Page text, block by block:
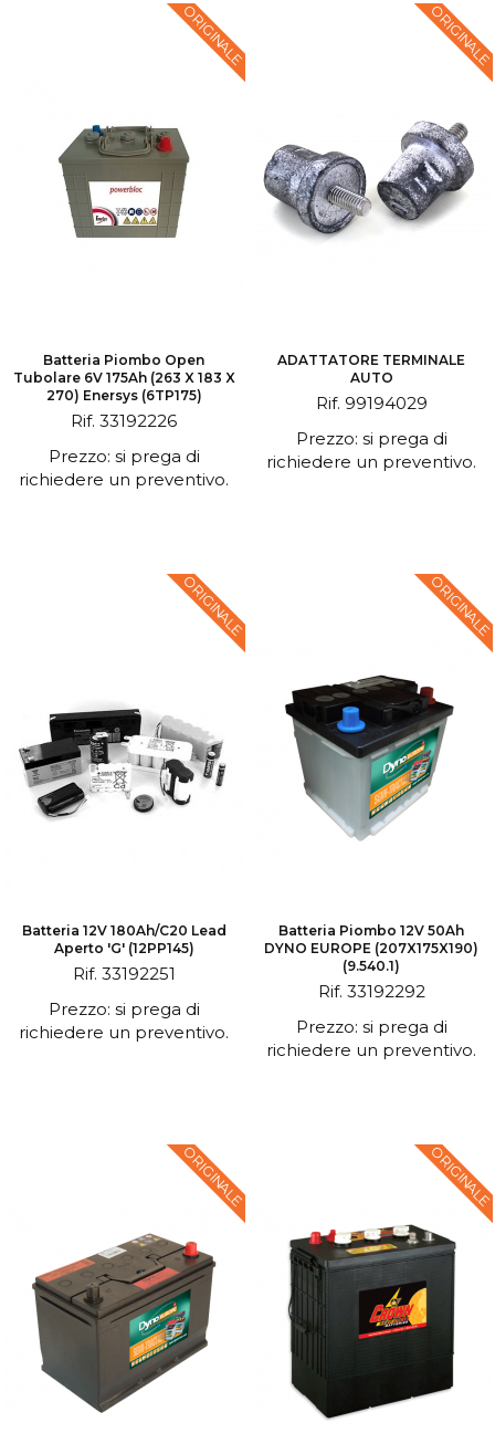
ORIGINALE
Batteria Piombo Open
Tubolare 6V 175Ah (263 X 183 X
270) Enersys (6TP175)
Rif. 33192226
Prezzo: si prega di
richiedere un preventivo.
ORIGINALE
ADATTATORE TERMINALE
AUTO
Rif. 99194029
Prezzo: si prega di
richiedere un preventivo.
ORIGINALE
Batteria 12V 180Ah/C20 Lead
Aperto 'G' (12PP145)
Rif. 33192251
Prezzo: si prega di
richiedere un preventivo.
ORIGINALE
Batteria Piombo 12V 50Ah
DYNO EUROPE (207X175X190)
(9.540.1)
Rif. 33192292
Prezzo: si prega di
richiedere un preventivo.
ORIGINALE ORIGINALE